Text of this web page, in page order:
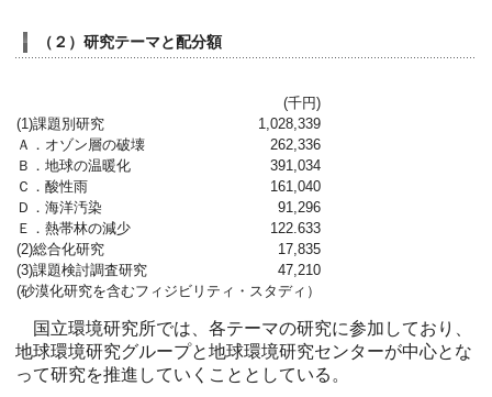
（２）研究テーマと配分額
(千円)
(1)課題別研究
1,028,339
Ａ．オゾン層の破壊
262,336
Ｂ．地球の温暖化
391,034
Ｃ．酸性雨
161,040
Ｄ．海洋汚染
91,296
Ｅ．熱帯林の減少
122.633
(2)総合化研究
17,835
(3)課題検討調査研究
47,210
(砂漠化研究を含むフィジビリティ・スタディ）
国立環境研究所では、各テーマの研究に参加しており、
地球環境研究グループと地球環境研究センターが中心とな
って研究を推進していくこととしている。